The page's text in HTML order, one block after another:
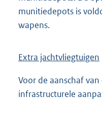
munitiedepots is
wapens.
Extra jachtvliegtuigen
Voor de aanschaf van
infrastructurele